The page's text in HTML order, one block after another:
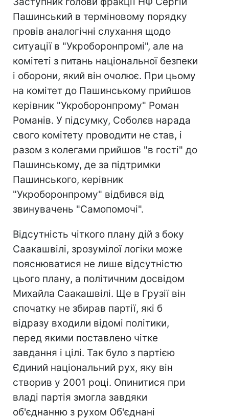
Пашинський в терміновому порядку
провів аналогічні слухання щодо
ситуації в "Укроборонпромі", але на
комітеті з питань національної безпеки
і оборони, який він очолює. При цьому
на комітет до Пашинському прийшов
керівник "Укроборонпрому" Роман
Романів. У підсумку, Соболєв нарада
свого комітету проводити не став, і
разом з колегами прийшов "в гості" до
Пашинському, де за підтримки
Пашинського, керівник
"Укроборонпрому" відбився від
звинувачень "Самопомочі".
Відсутність чіткого плану дій з боку
Саакашвілі, зрозумілої логіки може
пояснюватися не лише відсутністю
цього плану, а політичним досвідом
Михайла Саакашвілі. Ще в Грузії він
спочатку не збирав партії, які б
відразу входили відомі політики,
перед якими поставлено чітке
завдання і цілі. Так було з партією
Єдиний національний рух, яку він
створив у 2001 році. Опинитися при
владі партія змогла завдяки
об'єднанню з рухом Об'єднані